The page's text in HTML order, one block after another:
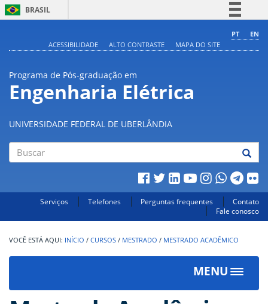
BRASIL
Comunica BR
Acesso à informação
Legislação
PT
EN
ACESSIBILIDADE
ALTO CONTRASTE MAPA DO SITE
Programa de Pós-graduação em
Engenharia Elétrica
UNIVERSIDADE FEDERAL DE UBERLÂNDIA
Serviços Telefones Perguntas frequentes
Contato
Fale conosco
INÍCIO / CURSOS / MESTRADO / MESTRADO ACADÊMICO
MENU
Toggle